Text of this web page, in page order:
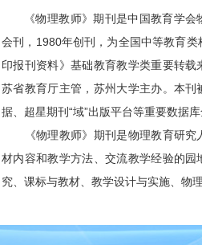
《物理教师》期刊是中国教育学
会刊，1980年创刊，为全国中等教育类
印报刊资料》基础教育教学类重要转载
苏省教育厅主管，苏州大学主办。本刊
据、超星期刊“域”出版平台等重要数据
《物理教师》期刊是物理教育研究
材内容和教学方法、交流教学经验的园
究、课标与教材、教学设计与实施、物